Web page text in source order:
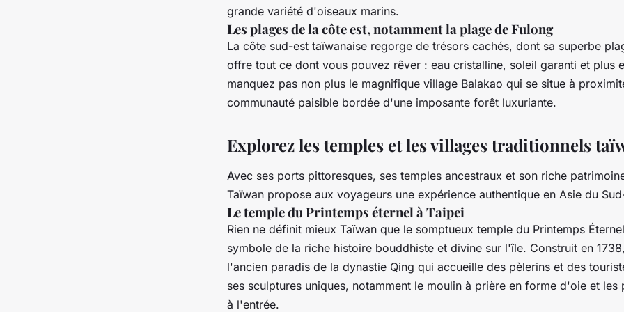
grande variété d'oiseaux marins.
Les plages de la côte est, notamment la plage de Fulong
La côte sud-est taïwanaise regorge de trésors cachés, dont sa superbe
offre tout ce dont vous pouvez rêver : eau cristalline, soleil garanti et plus
manquez pas non plus le magnifique village Balakao qui se situe à
communauté paisible bordée d'une imposante forêt luxuriante.
Explorez les temples et les villages traditionnels
Avec ses ports pittoresques, ses temples ancestraux et son riche
Taïwan propose aux voyageurs une expérience authentique en Asie du
Le temple du Printemps éternel à Taipei
Rien ne définit mieux Taïwan que le somptueux temple du Printemps
symbole de la riche histoire bouddhiste et divine sur l'île. Construit en
l'ancien paradis de la dynastie Qing qui accueille des pèlerins et des
ses sculptures uniques, notamment le moulin à prière en forme d'oie et les
à l'entrée.